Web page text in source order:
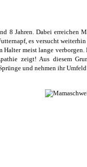
8 Jahren. Dabei
es versucht
meist lange
zeigt! Aus diesem
und nehmen ihr